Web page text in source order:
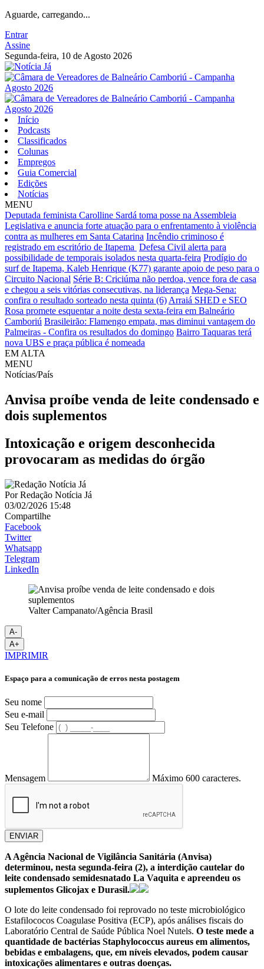
Aguarde, carregando...
Entrar
Assine
Segunda-feira, 10 de Agosto 2026
Início
Podcasts
Classificados
Colunas
Empregos
Guia Comercial
Edições
Notícias
MENU
Deputada feminista Carolline Sardá toma posse na Assembleia
Legislativa e anuncia forte atuação para o enfrentamento à violência
contra as mulheres em Santa Catarina Incêndio criminoso é
registrado em escritório de Itapema Defesa Civil alerta para
possibilidade de temporais isolados nesta quarta-feira Prodígio do
surf de Itapema, Kaleb Henrique (K77) garante apoio de peso para o
Circuito Nacional Série B: Criciúma não perdoa, vence fora de casa
e chegou a seis vitórias consecutivas, na liderança Mega-Sena:
confira o resultado sorteado nesta quinta (6) Arraiá SHED e SEO
Rosa promete esquentar a noite desta sexta-feira em Balneário
Camboriú Brasileirão: Flamengo empata, mas diminui vantagem do
Palmeiras - Confira os resultados do domingo Bairro Taquaras terá
nova UBS e praça pública é nomeada
EM ALTA
MENU
Notícias/País
Anvisa proíbe venda de leite condensado e
dois suplementos
Intoxicação e origem desconhecida
provocaram as medidas do órgão
PorRedação Notícia Já
03/02/2026 15:48
Compartilhe
Facebook
Twitter
Whatsapp
Telegram
LinkedIn
Valter Campanato/Agência Brasil
A-
A+
IMPRIMIR
Espaço para a comunicação de erros nesta postagem
Seu nome
Seu e-mail
Seu Telefone
Mensagem Máximo 600 caracteres.
ENVIAR
A Agência Nacional de Vigilância Sanitária (Anvisa)
determinou, nesta segunda-feira (2), a interdição cautelar do
leite condensado semidesnatado La Vaquita e apreendeu os
suplementos Glicojax e Durasil.
O lote do leite condensado foi reprovado no teste microbiológico
Estafilococos Coagulase Positiva (ECP), após análises fiscais do
Laboratório Central de Saúde Pública Noel Nutels. O teste mede a
quantidade de bactérias Staphylococcus aureus em alimentos,
bebidas e embalagens, que, em níveis elevados, podem causar
intoxicações alimentares e outras doenças.